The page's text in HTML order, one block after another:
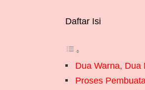
Daftar Isi
Dua Warna, Dua
Proses